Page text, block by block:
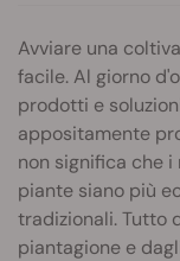
Avviare una
facile. Al giorno
prodotti e
appositamente
non significa che
piante siano più
tradizionali. Tutto
piantagione e